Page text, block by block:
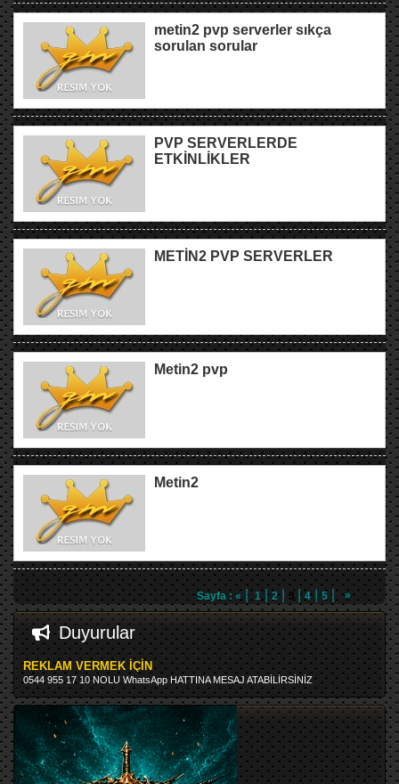
metin2 pvp serverler sıkça
sorulan sorular
PVP SERVERLERDE
ETKİNLİKLER
METİN2 PVP SERVERLER
Metin2 pvp
Metin2
Sayfa : « | 1 | 2 | 3 | 4 | 5 | »
Duyurular
REKLAM VERMEK İÇİN
0544 955 17 10 NOLU WhatsApp HATTINA MESAJ ATABİLİRSİNİZ